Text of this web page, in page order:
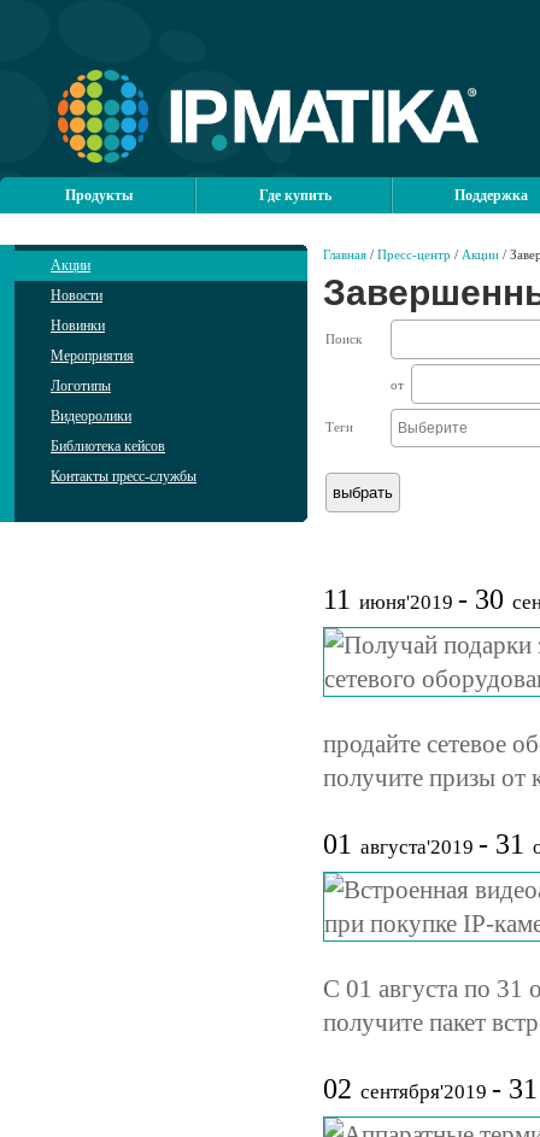
Продукты Где купить Поддержка
Акции
Новости
Новинки
Мероприятия
Логотипы
Видеоролики
Библиотека кейсов
Контакты пресс-службы
Главная / Пресс-центр / Акции /
Поиск
от
Теги
11 июня'2019 - 30
продайте сетевое
получите призы
01 августа'2019 - 31
С 01 августа по 31
получите пакет
02 сентября'2019 - 31